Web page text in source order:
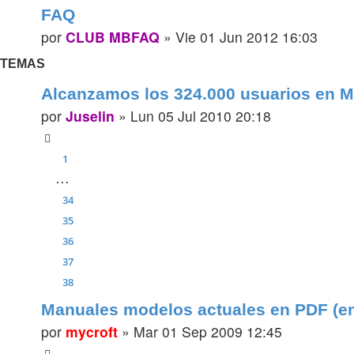
FAQ
por CLUB MBFAQ » Vie 01 Jun 2012 16:03
TEMAS
Alcanzamos los 324.000 usuarios en
por Juselin » Lun 05 Jul 2010 20:18
1
…
34
35
36
37
38
Manuales modelos actuales en PDF
por mycroft » Mar 01 Sep 2009 12:45